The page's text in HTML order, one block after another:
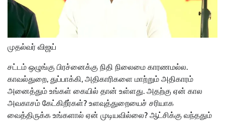
முதல்வர் விஜய்
சட்டம் ஒழுங்கு பிரச்னைக்கு நிதி நிலைமை காரணமல்ல.
காவல்துறை, துப்பாக்கி, அதிகாரிகளை மாற்றும் அதிகாரம்
அனைத்தும் உங்கள் கையில் தான் உள்ளது. அதற்கு ஏன் கால
அவகாசம் கேட்கிறீர்கள்? உளவுத்துறையைச் சரியாக
வைத்திருக்க உங்களால் ஏன் முடியவில்லை? ஆட்சிக்கு வந்ததும்